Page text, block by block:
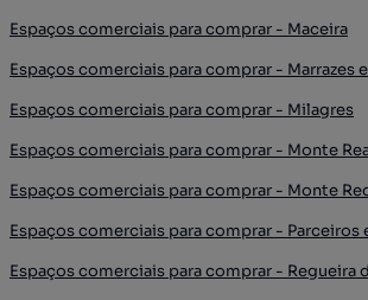
Espaços comerciais para comprar - Maceira
Espaços comerciais para comprar - Marrazes
Espaços comerciais para comprar - Milagres
Espaços comerciais para comprar - Monte
Espaços comerciais para comprar - Monte
Espaços comerciais para comprar - Parceiros
Espaços comerciais para comprar - Regueira